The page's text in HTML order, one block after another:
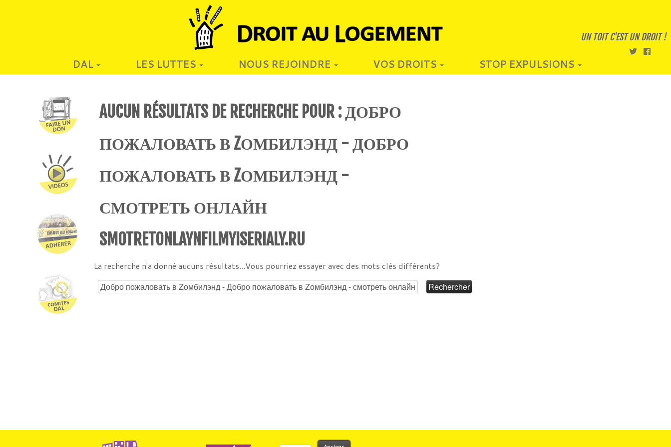
UN TOIT C'EST UN DROIT !
DAL LES LUTTES NOUS REJOINDRE VOS DROITS STOP EXPULSIONS
AUCUN RÉSULTATS DE RECHERCHE POUR :ДОБРО
ПОЖАЛОВАТЬ В ZОМБИЛЭНД - ДОБРО
ПОЖАЛОВАТЬ В ZОМБИЛЭНД -
СМОТРЕТЬ ОНЛАЙН
SMOTRETONLAYNFILMYISERIALY.RU
La recherche n'a donné aucuns résultats...Vous pourriez essayer avec des mots clés différents?
Rechercher :